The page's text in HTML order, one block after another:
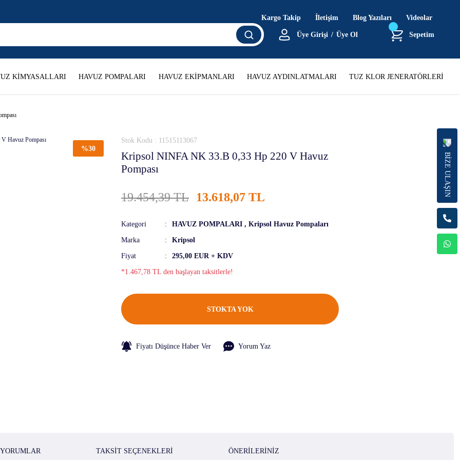
Kargo Takip İletişim Blog Yazıları Videolar
Üye Girişi / Üye Ol Sepetim
KİMYASALLARI HAVUZ POMPALARI HAVUZ EKİPMANLARI HAVUZ AYDINLATMALARI TUZ KLOR JENERATÖRLERİ
%30
Stok Kodu : 11515113067
Kripsol NINFA NK 33.B 0,33 Hp 220 V Havuz
Pompası
19.454,39 TL 13.618,07 TL
Kategori HAVUZ POMPALARI , Kripsol Havuz Pompaları
Marka Kripsol
Fiyat 295,00 EUR + KDV
*1.467,78 TL den başlayan taksitlerle!
STOKTA YOK
Fiyatı Düşünce Haber Ver Yorum Yaz
YORUMLAR TAKSIT SEÇENEKLERI ÖNERILERINIZ
BİZE ULAŞIN